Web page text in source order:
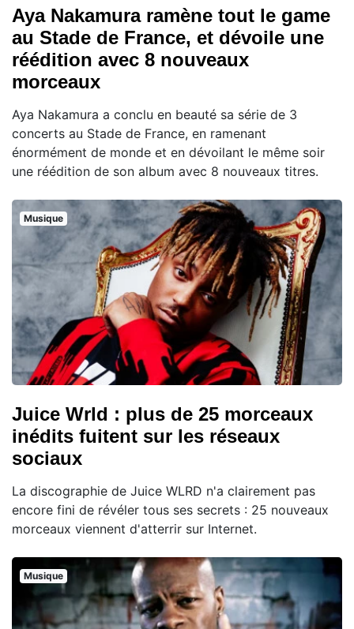
Aya Nakamura ramène tout le game
au Stade de France, et dévoile une
réédition avec 8 nouveaux
morceaux
Aya Nakamura a conclu en beauté sa série de 3
concerts au Stade de France, en ramenant
énormément de monde et en dévoilant le même soir
une réédition de son album avec 8 nouveaux titres.
Musique
Juice Wrld : plus de 25 morceaux
inédits fuitent sur les réseaux
sociaux
La discographie de Juice WLRD n'a clairement pas
encore fini de révéler tous ses secrets : 25 nouveaux
morceaux viennent d'atterrir sur Internet.
Musique